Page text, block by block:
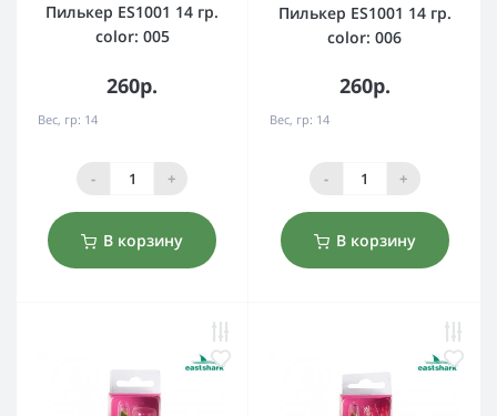
Пилькер ES1001 14 гр.
color: 005
260р.
Вес, гр: 14
- +
В корзину
Пилькер ES1001 14 гр.
color: 006
260р.
Вес, гр: 14
- +
В корзину